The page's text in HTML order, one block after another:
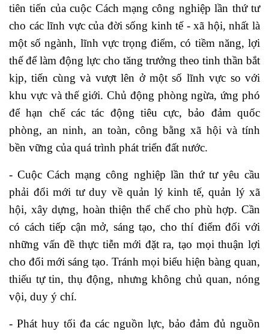
tiên tiến của cuộc Cách mạng công nghiệp lần thứ tư
cho các lĩnh vực của đời sống kinh tế - xã hội, nhất là
một số ngành, lĩnh vực trọng điểm, có tiềm năng, lợi
thế để làm động lực cho tăng trưởng theo tinh thần bắt
kịp, tiến cùng và vượt lên ở một số lĩnh vực so với
khu vực và thế giới. Chủ động phòng ngừa, ứng phó
để hạn chế các tác động tiêu cực, bảo đảm quốc
phòng, an ninh, an toàn, công bằng xã hội và tính
bền vững của quá trình phát triển đất nước.
- Cuộc Cách mạng công nghiệp lần thứ tư yêu cầu
phải đổi mới tư duy về quản lý kinh tế, quản lý xã
hội, xây dựng, hoàn thiện thể chế cho phù hợp. Cần
có cách tiếp cận mở, sáng tạo, cho thí điểm đối với
những vấn đề thực tiễn mới đặt ra, tạo mọi thuận lợi
cho đổi mới sáng tạo. Tránh mọi biểu hiện bàng quan,
thiếu tự tin, thụ động, nhưng không chủ quan, nóng
vội, duy ý chí.
- Phát huy tối đa các nguồn lực, bảo đảm đủ nguồn